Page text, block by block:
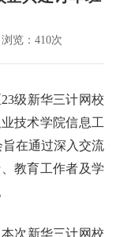
浏览： 410次
级新华三计网校
技术学院信息工
在通过深入交流
教育工作者及学
次新华三计网校